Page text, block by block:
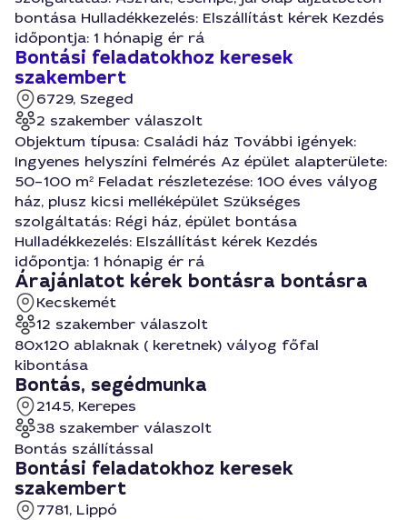
bontása Hulladékkezelés: Elszállítást kérek Kezdés
időpontja: 1 hónapig ér rá
Bontási feladatokhoz keresek
szakembert
6729, Szeged
2 szakember válaszolt
Objektum típusa: Családi ház További igények:
Ingyenes helyszíni felmérés Az épület alapterülete:
50–100 m² Feladat részletezése: 100 éves vályog
ház, plusz kicsi melléképület Szükséges
szolgáltatás: Régi ház, épület bontása
Hulladékkezelés: Elszállítást kérek Kezdés
időpontja: 1 hónapig ér rá
Árajánlatot kérek bontásra bontásra
Kecskemét
12 szakember válaszolt
80x120 ablaknak ( keretnek) vályog főfal
kibontása
Bontás, segédmunka
2145, Kerepes
38 szakember válaszolt
Bontás szállítással
Bontási feladatokhoz keresek
szakembert
7781, Lippó